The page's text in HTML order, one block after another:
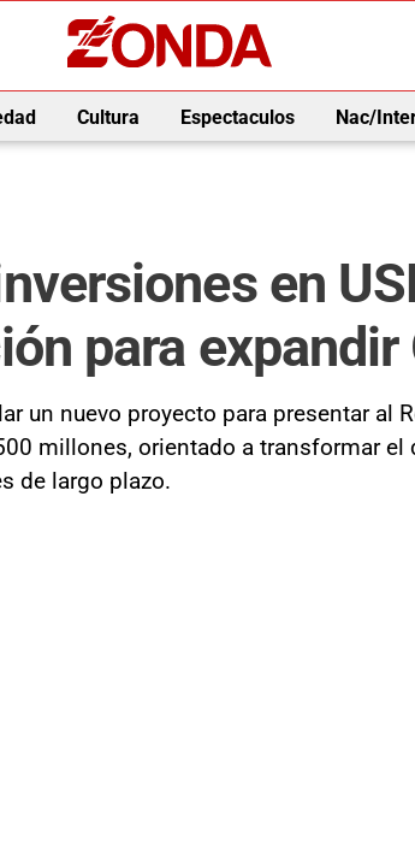
Cultura Espectaculos Nac/
en
para
un nuevo proyecto para presentar al
millones, orientado a transformar
de largo plazo.